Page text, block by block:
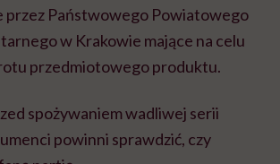
przez Państwowego Powiatowego
w Krakowie mające na celu
przedmiotowego produktu.
spożywaniem wadliwej serii
powinni sprawdzić, czy